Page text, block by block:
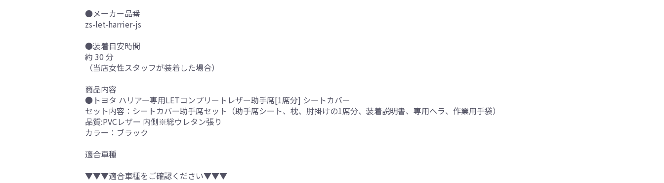
●メーカー品番
zs-let-harrier-js
●装着目安時間
約 30 分
（当店女性スタッフが装着した場合）
商品内容
●トヨタ ハリアー専用LETコンプリートレザー助手席[1席分] シートカバー
セット内容：シートカバー助手席セット（助手席シート、枕、肘掛けの1席分、装着説明書、専用ヘラ、作業用手袋）
品質:PVCレザー 内側※総ウレタン張り
カラー：ブラック
適合車種
▼▼▼適合車種をご確認ください▼▼▼